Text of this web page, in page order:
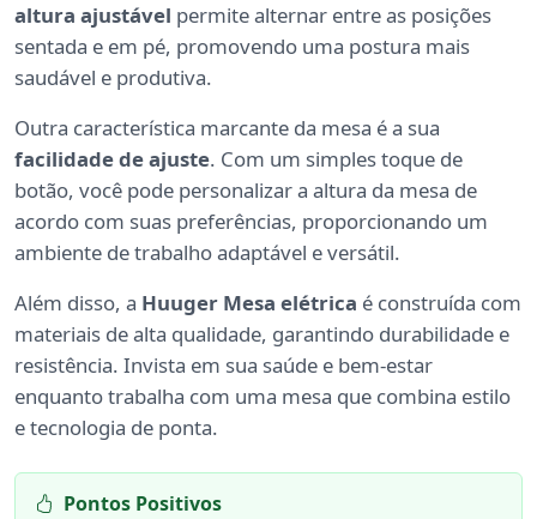
altura ajustável permite alternar entre as posições
sentada e em pé, promovendo uma postura mais
saudável e produtiva.
Outra característica marcante da mesa é a sua
facilidade de ajuste. Com um simples toque de
botão, você pode personalizar a altura da mesa de
acordo com suas preferências, proporcionando um
ambiente de trabalho adaptável e versátil.
Além disso, a Huuger Mesa elétrica é construída com
materiais de alta qualidade, garantindo durabilidade e
resistência. Invista em sua saúde e bem-estar
enquanto trabalha com uma mesa que combina estilo
e tecnologia de ponta.
Pontos Positivos